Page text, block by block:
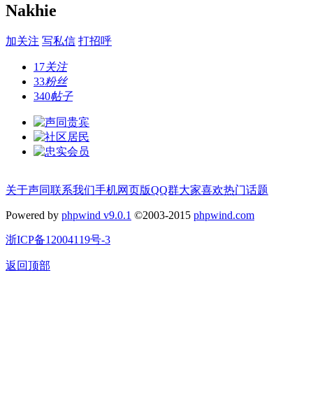
Nakhie
加关注 写私信 打招呼
17关注
33粉丝
340帖子
关于声同联系我们手机网页版QQ群大家喜欢热门话题
Powered by phpwind v9.0.1 ©2003-2015 phpwind.com
浙ICP备12004119号-3
返回顶部